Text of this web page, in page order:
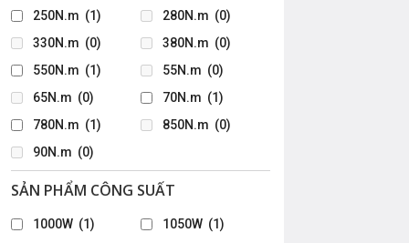
250N.m (1) 280N.m (0)
330N.m (0) 380N.m (0)
550N.m (1) 55N.m (0)
65N.m (0) 70N.m (1)
780N.m (1) 850N.m (0)
90N.m (0)
SẢN PHẨM CÔNG SUẤT
1000W (1) 1050W (1)